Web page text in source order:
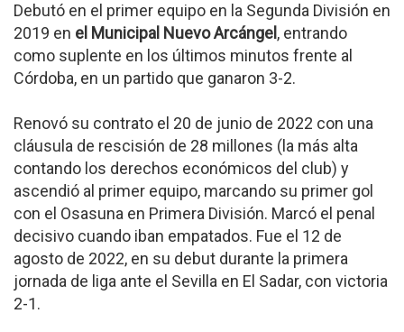
Debutó en el primer equipo en la Segunda División en
2019 en el Municipal Nuevo Arcángel , entrando
como suplente en los últimos minutos frente al
Córdoba, en un partido que ganaron 3-2.
Renovó su contrato el 20 de junio de 2022 con una
cláusula de rescisión de 28 millones (la más alta
contando los derechos económicos del club) y
ascendió al primer equipo, marcando su primer gol
con el Osasuna en Primera División. Marcó el penal
decisivo cuando iban empatados. Fue el 12 de
agosto de 2022, en su debut durante la primera
jornada de liga ante el Sevilla en El Sadar, con victoria
2-1.